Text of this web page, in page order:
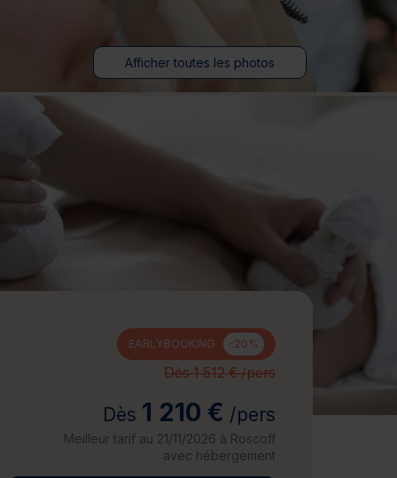
Afficher toutes les photos
EARLYBOOKING -20%
Dès 1 512 € /pers
Dès 1 210 € /pers
Meilleur tarif au 21/11/2026 à Roscoff
avec hébergement